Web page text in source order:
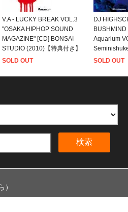
V.A - LUCKY BREAK VOL.3
"OSAKA HIPHOP SOUND
MAGAZINE" [CD] BONSAI
STUDIO (2010)【特典付き】
SOLD OUT
DJ
BUSHMIND
Aquarium
SOLD OUT
検索
）